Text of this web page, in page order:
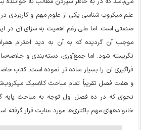
علم میکروب شناسی یکی از علوم مهم و کاربردی
صنعتی است. اما علی رغم اهمیت به سزای آن در
موجب آن گردیده که به آن به دید احترام
نگریسته شود. اما جمع‌آوری، دسته‌بندی و
فراگیری آن را بسیار ساده تر نموده است. کتاب
و هفت فصل تقریباً تمام مباحث کلاسیک
نحوی که در ده فصل اول توجه به مباحث پایه
خانوادههای مهم باکتری‌ها مورد عنایت قرار گرفته